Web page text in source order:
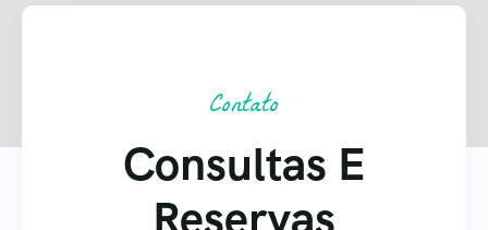
Contato
Consultas E